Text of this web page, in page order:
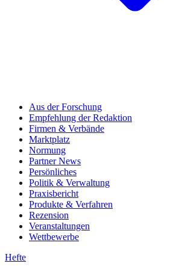
Aus der Forschung
Empfehlung der Redaktion
Firmen & Verbände
Marktplatz
Normung
Partner News
Persönliches
Politik & Verwaltung
Praxisbericht
Produkte & Verfahren
Rezension
Veranstaltungen
Wettbewerbe
Hefte